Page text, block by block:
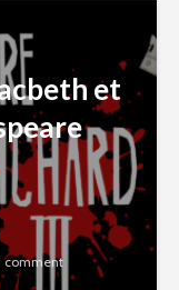
et
comment